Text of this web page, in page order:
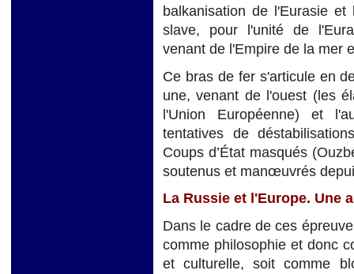
balkanisation de l'Eurasie
slave, pour l'unité de
venant de l'Empire de la mer
Ce bras de fer s'articule en
une, venant de l'ouest (les
l'Union Européenne) et
tentatives de
Coups d’État masqués
soutenus et manœuvrés
La Russie et l'Europe. Une
Dans le cadre de ces
comme philosophie et donc
et culturelle, soit comme